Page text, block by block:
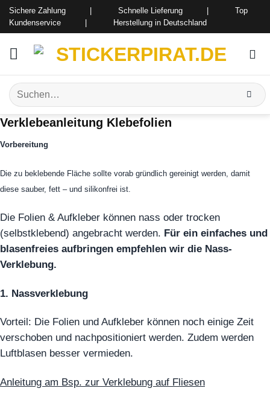
Zum
Inhalt
Sichere Zahlung | Schnelle Lieferung | Top
Kundenservice | Herstellung in Deutschland
Suchen
nach:
Verklebeanleitung Klebefolien
Vorbereitung
Die zu beklebende Fläche sollte vorab gründlich gereinigt werden, damit
diese sauber, fett – und silikonfrei ist.
Die Folien & Aufkleber können nass oder trocken
(selbstklebend) angebracht werden. Für ein einfaches und
blasenfreies aufbringen empfehlen wir die Nass-
Verklebung.
1. Nassverklebung
Vorteil: Die Folien und Aufkleber können noch einige Zeit
verschoben und nachpositioniert werden. Zudem werden
Luftblasen besser vermieden.
Anleitung am Bsp. zur Verklebung auf Fliesen